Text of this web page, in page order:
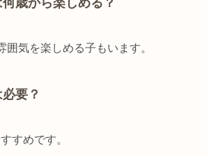
囲気を楽しめる子もいます。
要？
すめです。